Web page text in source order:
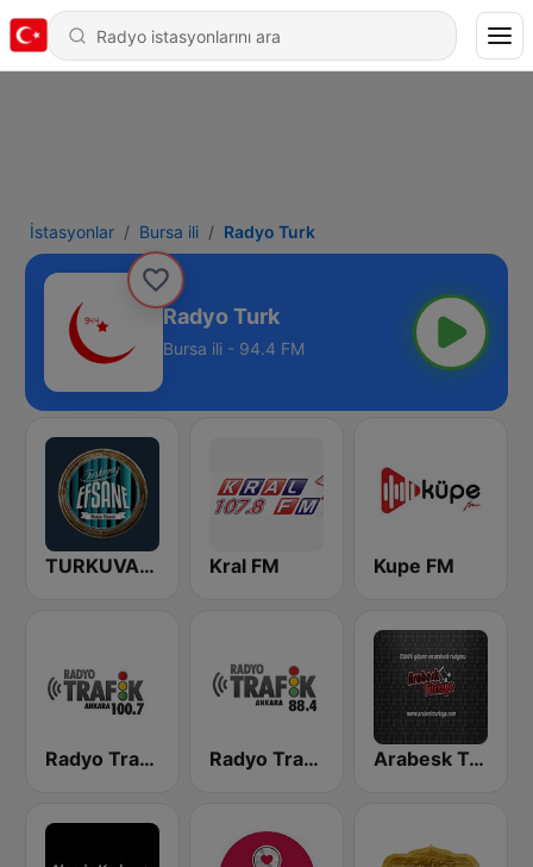
İstasyonlar Bursa ili Radyo Turk
Radyo Turk
Bursa ili - 94.4 FM
TURKUVAZ EFSANE Kral FM Kupe FM
Radyo Trafik Istanbul Radyo Trafik Ankara Arabesk Turkiye